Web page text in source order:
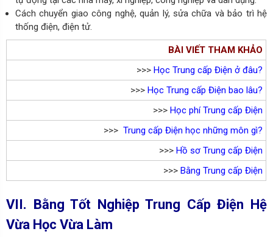
Cách chuyển giao công nghệ, quản lý, sửa chữa và bảo trì hệ
thống điện, điện tử.
BÀI VIẾT THAM KHẢO
>>> Học Trung cấp Điện ở đâu?
>>> Học Trung cấp Điện bao lâu?
>>> Học phí Trung cấp Điện
>>> Trung cấp Điện học những môn gì?
>>> Hồ sơ Trung cấp Điện
>>> Bằng Trung cấp Điện
VII. Bằng Tốt Nghiệp Trung Cấp Điện Hệ
Vừa Học Vừa Làm